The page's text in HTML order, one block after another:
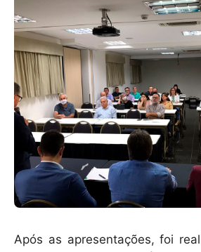
Após as apresentações, foi